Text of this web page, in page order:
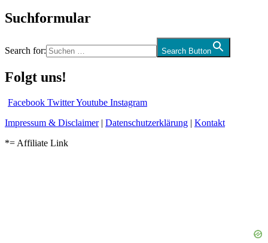
Suchformular
Search for: Search Button
Folgt uns!
Facebook TwitterYoutube Instagram
Impressum & Disclaimer| Datenschutzerklärung | Kontakt
*= Affiliate Link